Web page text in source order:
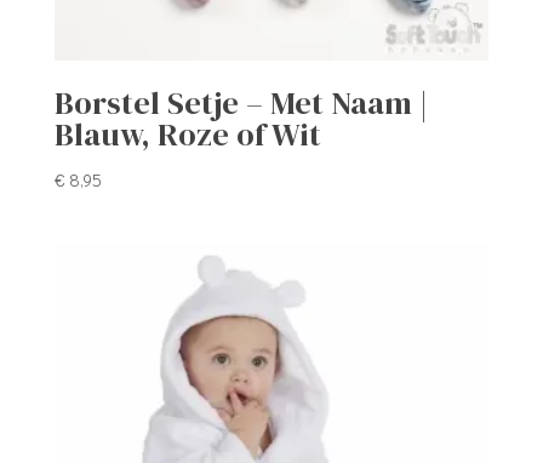
Borstel Setje – Met Naam |
Blauw, Roze of Wit
€ 8,95